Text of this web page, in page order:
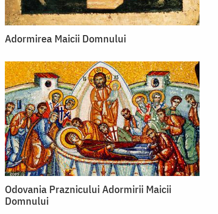
Adormirea Maicii Domnului
Odovania Praznicului Adormirii Maicii
Domnului